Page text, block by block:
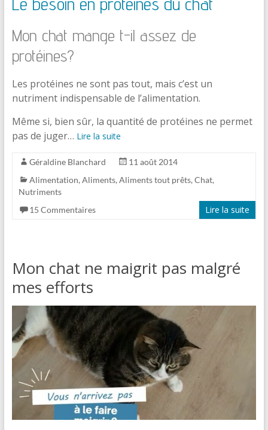
Mon chat mange t-il assez de
protéines?
Les protéines ne sont pas tout, mais c’est un
nutriment indispensable de l’alimentation.
Même si, bien sûr, la quantité de protéines ne permet
pas de juger… Lire la suite
Géraldine Blanchard
11 août 2014
Alimentation, Aliments, Aliments tout prêts, Chat,
Nutriments
15 Commentaires
Lire la suite
Mon chat ne maigrit pas malgré
mes efforts